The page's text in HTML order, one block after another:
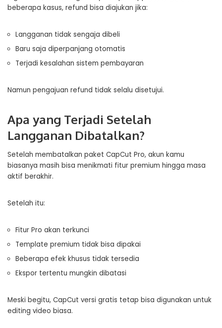
beberapa kasus, refund bisa diajukan jika:
Langganan tidak sengaja dibeli
Baru saja diperpanjang otomatis
Terjadi kesalahan sistem pembayaran
Namun pengajuan refund tidak selalu disetujui.
Apa yang Terjadi Setelah
Langganan Dibatalkan?
Setelah membatalkan paket CapCut Pro, akun kamu
biasanya masih bisa menikmati fitur premium hingga masa
aktif berakhir.
Setelah itu:
Fitur Pro akan terkunci
Template premium tidak bisa dipakai
Beberapa efek khusus tidak tersedia
Ekspor tertentu mungkin dibatasi
Meski begitu, CapCut versi gratis tetap bisa digunakan untuk
editing video biasa.